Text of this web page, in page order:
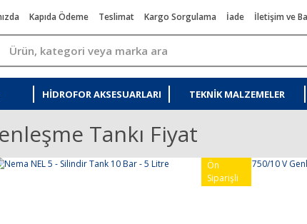
Kapıda Ödeme Teslimat Kargo Sorgulama İade İletişim ve
HIDROFOR AKSESUARLARI TEKNIK MALZEMELER
Tankı Fiyat
Ön
Siparişli